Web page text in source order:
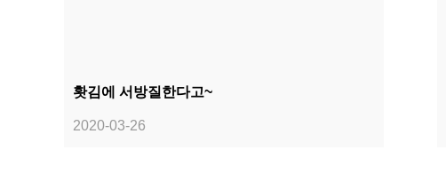
홧김에 서방질한다고~
2020-03-26